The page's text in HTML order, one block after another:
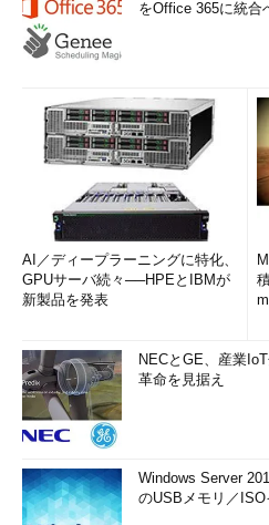
をOffice 365に統合
AI／ディープラーニングに特化、
GPUサーバ続々──HPEとIBMが
新製品を発表
NECとGE、産業
革命を見据え
Windows Server
のUSBメモリ／